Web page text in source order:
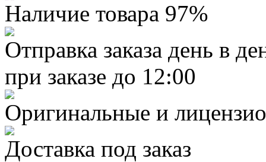
Наличие товара 97%
Отправка заказа день в
при заказе до 12:00
Оригинальные и
Доставка под заказ